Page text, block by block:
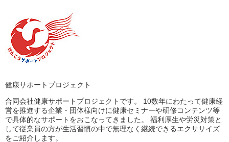
健康サポートプロジェクト
合同会社健康サポートプロジェクトです。 10数年にわたって健康経
営を推進する企業・団体様向けに健康セミナーや研修コンテンツ等
で具体的なサポートをおこなってきました。 福利厚生や労災対策と
して従業員の方が生活習慣の中で無理なく継続できるエクササイズ
をご紹介します。